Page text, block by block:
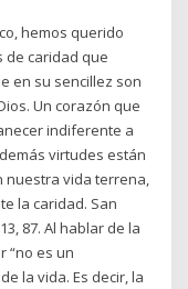
hemos querido
de caridad que
en su sencillez son
Un corazón que
indiferente a
virtudes están
nuestra vida terrena,
la caridad. San
87. Al hablar de la
“no es un
la vida. Es decir, la